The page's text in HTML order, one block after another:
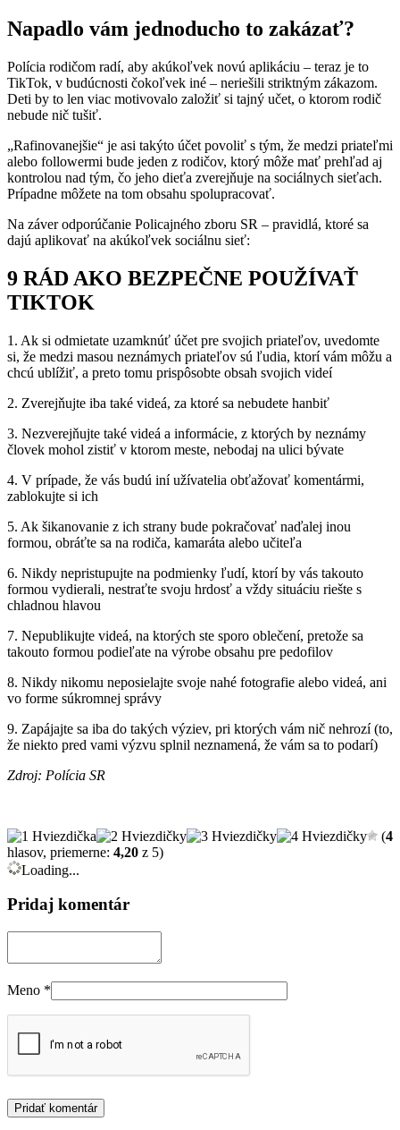
Napadlo vám jednoducho to zakázať?
Polícia rodičom radí, aby akúkoľvek novú aplikáciu – teraz je to
TikTok, v budúcnosti čokoľvek iné – neriešili striktným zákazom.
Deti by to len viac motivovalo založiť si tajný učet, o ktorom rodič
nebude nič tušiť.
„Rafinovanejšie“ je asi takýto účet povoliť s tým, že medzi priateľmi
alebo followermi bude jeden z rodičov, ktorý môže mať prehľad aj
kontrolou nad tým, čo jeho dieťa zverejňuje na sociálnych sieťach.
Prípadne môžete na tom obsahu spolupracovať.
Na záver odporúčanie Policajného zboru SR – pravidlá, ktoré sa
dajú aplikovať na akúkoľvek sociálnu sieť:
9 RÁD AKO BEZPEČNE POUŽÍVAŤ
TIKTOK
1. Ak si odmietate uzamknúť účet pre svojich priateľov, uvedomte
si, že medzi masou neznámych priateľov sú ľudia, ktorí vám môžu a
chcú ublížiť, a preto tomu prispôsobte obsah svojich videí
2. Zverejňujte iba také videá, za ktoré sa nebudete hanbiť
3. Nezverejňujte také videá a informácie, z ktorých by neznámy
človek mohol zistiť v ktorom meste, nebodaj na ulici bývate
4. V prípade, že vás budú iní užívatelia obťažovať komentármi,
zablokujte si ich
5. Ak šikanovanie z ich strany bude pokračovať naďalej inou
formou, obráťte sa na rodiča, kamaráta alebo učiteľa
6. Nikdy nepristupujte na podmienky ľudí, ktorí by vás takouto
formou vydierali, nestraťte svoju hrdosť a vždy situáciu riešte s
chladnou hlavou
7. Nepublikujte videá, na ktorých ste sporo oblečení, pretože sa
takouto formou podieľate na výrobe obsahu pre pedofilov
8. Nikdy nikomu neposielajte svoje nahé fotografie alebo videá, ani
vo forme súkromnej správy
9. Zapájajte sa iba do takých výziev, pri ktorých vám nič nehrozí (to,
že niekto pred vami výzvu splnil neznamená, že vám sa to podarí)
Zdroj: Polícia SR
(4
hlasov, priemerne: 4,20 z 5)
Loading...
Pridaj komentár
Meno *